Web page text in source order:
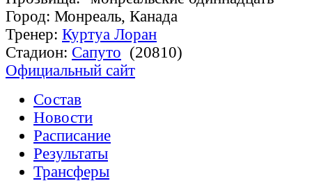
Город: Монреаль, Канада
Тренер: Куртуа Лоран
Стадион: Сапуто (20810)
Официальный сайт
Состав
Новости
Расписание
Результаты
Трансферы